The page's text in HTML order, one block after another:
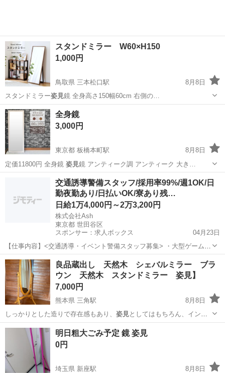
スタンドミラー W60×H150
1,000円
鳥取県 三本松口駅
8月8日
スタンドミラー姿見 鏡 全身高さ150幅60cm 右側の…
鳥取 米子市 三本松口駅
全身鏡
3,000円
東京都 板橋本町駅
8月8日
定価11800円 全身鏡 姿見鏡 アンティーク調 アンティーク 大き…
板橋本町駅 ミラー/鏡 ミラー
交通誘導警備スタッフ/採用率99%/週1OK/日
勤夜勤あり/日払いOK/寮あり残…
日給1万4,000円～2万3,200円
株式会社Ash
東京都 世田谷区
スポンサー：求人ボックス
04月23日
【仕事内容】<交通誘導・イベント警備スタッフ募集> ・大型ゲームイ
ベント ・スポーツ・地域イベント ・工事現場 など、さまざまな現場
で「安全を支える」警備会社です。 若手スタッフも多数活躍中! 未経
験スタートがほとんどなので、初め...
アルバイト・パート
良品蔵出し 天然木 シェバルミラー ブラ
ウン 天然木 スタンドミラー 姿見】
7,000円
熊本県 三角駅
8月8日
しっかりとした造りで存在感もあり、 姿見としてはもちろん、インテ
リアとしても素…
熊本 上天草市 三角駅 ミラー/鏡 天然
明日粗大ごみ予定 鏡 姿見
0円
埼玉県 新座駅
8月8日